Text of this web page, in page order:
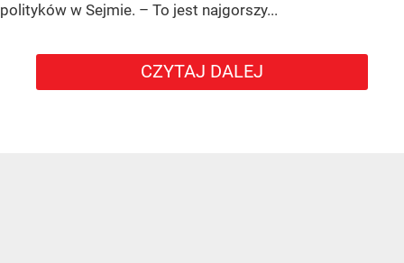
polityków w Sejmie. – To jest najgorszy...
CZYTAJ DALEJ